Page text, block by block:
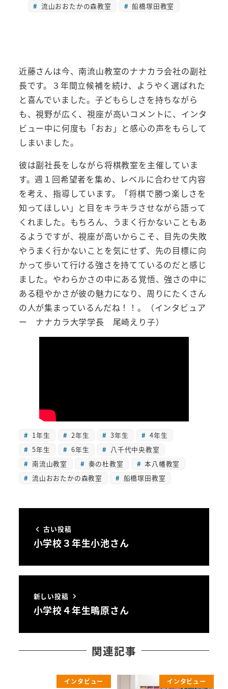
流山おおたかの森教室
船橋塚田教室
近藤さんは今、南流山教室のナナカラ会社の副社
長です。３年間立候補を続け、ようやく選ばれた
と喜んでいました。子どもらしさを持ちながら
も、視野が広く、視座が高いコメントに、インタ
ビュー中に何度も「おお」と感心の声をもらして
しまいました。
彼は副社長をしながら将棋教室を主催していま
す。週１回希望者を集め、レベルに合わせて内容
を考え、指導しています。「将棋で勝つ楽しさを
知ってほしい」と目をキラキラさせながら語って
くれました。もちろん、うまく行かないこともあ
るようですが、視座が高いからこそ、目先の失敗
やうまく行かないことを気にせず、先の目標に向
かって歩いて行ける強さを持てているのだと感じ
ました。やわらかさの中にある覚悟、強さの中に
ある穏やかさが彼の魅力になり、周りにたくさん
の人が集まっているんだね！！。（インタビュア
ー ナナカラ大学学長 尾崎えり子）
1年生 2年生 3年生
4年生
5年生
6年生
八千代中央教室
南流山教室
奏の杜教室
本八幡教室
流山おおたかの森教室
船橋塚田教室
古い投稿
小学校３年生小池さん
新しい投稿
小学校４年生鴫原さん
関連記事
インタビュー インタビュー